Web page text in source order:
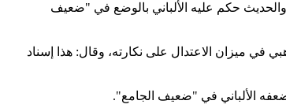
حكم عليه الألباني بالوضع في "ضعيف
في ميزان الاعتدال على نكارته، وقال: هذا إسناد